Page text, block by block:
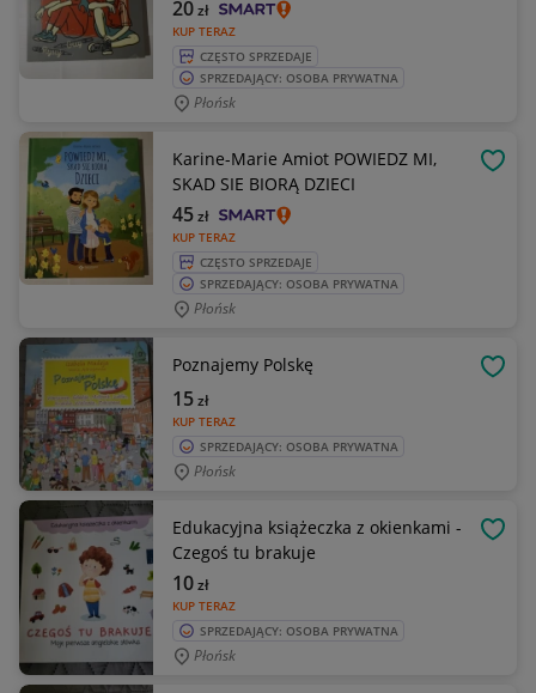
KUP TERAZ
20zł
CZĘSTO SPRZEDAJE
SPRZEDAJĄCY: OSOBA PRYWATNA
Płońsk
Karine-Marie Amiot POWIEDZ MI,
SKAD SIE BIORĄ DZIECI
KUP TERAZ
45zł
CZĘSTO SPRZEDAJE
SPRZEDAJĄCY: OSOBA PRYWATNA
Płońsk
Poznajemy Polskę
KUP TERAZ
15zł
SPRZEDAJĄCY: OSOBA PRYWATNA
Płońsk
Edukacyjna książeczka z okienkami -
Czegoś tu brakuje
KUP TERAZ
10zł
SPRZEDAJĄCY: OSOBA PRYWATNA
Płońsk